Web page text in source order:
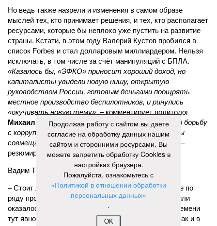
Но ведь также назрели и изменения в самом образе
мыслей тех, кто принимает решения, и тех, кто располагает
ресурсами, которые бы неплохо уже пустить на развитие
страны. Кстати, в этом году Валерий Кустов пробился в
список Forbes и стал долларовым миллиардером. Нельзя
исключать, в том числе за счёт манипуляций с БПЛА.
«Казалось бы, «ЭФКО» приносит хороший доход, но
капиталисты увидели новую нишу, открытую
руководством России, готовым деньгами поощрять
местное производство беспилотников, и ринулись
«окучивать новую тему»,– комментирует политолог
Михаил Юспа.«В итоге мы приходим к тому, что борьбу
с коррупцией самыми жёсткими мерами мы должны
совмещать с глубокой переработкой идеологии»
, –
резюмирует эксперт.
Вадим Трухачёв, политолог
– Стоит ли удивляться тому, что импортозамещение по
ряду промышленной продукции или провалилось, или
оказалось недостаточным. В условиях военного времени
тут явно речь должна идти не просто о хищениях. Как и в
Продолжая работу с сайтом вы даете
согласие на обработку данных нашим
сайтом и сторонними ресурсами. Вы
можете запретить обработку Cookies в
настройках браузера.
Пожалуйста, ознакомьтесь с
«Политикой в отношении обработки
персональных данных»
.
OK